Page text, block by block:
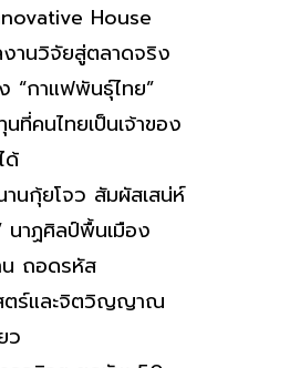
House
านวิจัยสู่ตลาดจริง
“กาแฟพันธุ์ไทย”
ที่คนไทยเป็นเจ้าของ
ด้
านกุ้ยโจว สัมผัสเสน่ห์
นาฏศิลป์พื้นเมือง
น ถอดรหัส
ตร์และจิตวิญญาณ
ว